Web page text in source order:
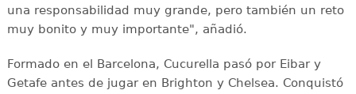
una responsabilidad muy grande, pero también un reto
muy bonito y muy importante", añadió.
Formado en el Barcelona, Cucurella pasó por Eibar y
Getafe antes de jugar en Brighton y Chelsea. Conquistó